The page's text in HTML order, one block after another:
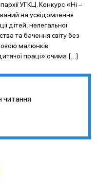
УГКЦ. Конкурс «Ні –
на усвідомлення
дітей, нелегальної
та бачення світу без
малюнків
праці» очима […]
читання